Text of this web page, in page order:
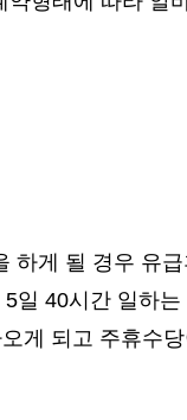
하게 될 경우 유
일 40시간 일하
게 되고 주휴수